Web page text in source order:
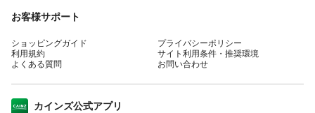
お客様サポート
ショッピングガイド
利用規約
よくある質問
プライバシーポリシー
サイト利用条件・推奨環境
お問い合わせ
カインズ公式アプリ